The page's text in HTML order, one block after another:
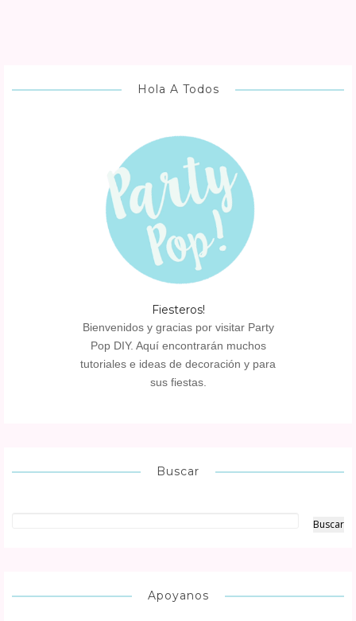
Hola A Todos
Fiesteros!
Bienvenidos y gracias por visitar Party
Pop DIY. Aquí encontrarán muchos
tutoriales e ideas de decoración y para
sus fiestas.
Buscar
Apoyanos